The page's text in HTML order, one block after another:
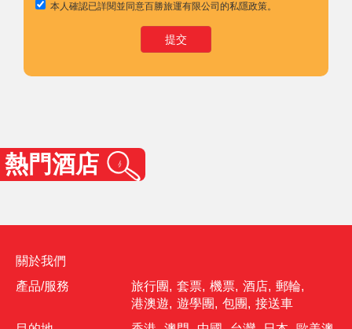
本人確認已詳閱並同意百勝旅運有限公司的私隱政策。
提交
熱門酒店
關於我們
產品/服務
旅行團, 套票, 機票, 酒店, 郵輪,
港澳遊, 遊學團, 包團, 接送車